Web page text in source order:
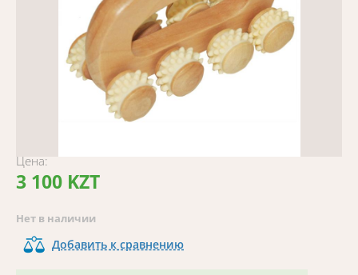
Цена:
3 100 KZT
Нет в наличии
Добавить к сравнению